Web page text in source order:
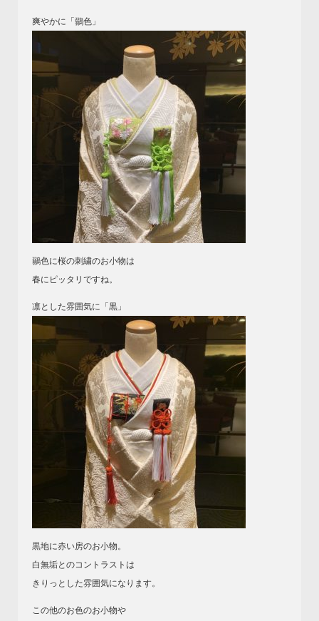
爽やかに「鶸色」
鶸色に桜の刺繍のお小物は
春にピッタリですね。
凛とした雰囲気に「黒」
黒地に赤い房のお小物。
白無垢とのコントラストは
きりっとした雰囲気になります。
この他のお色のお小物や